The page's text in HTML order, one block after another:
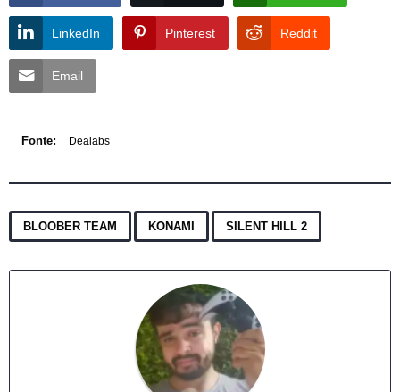
LinkedIn Pinterest Reddit
Email
Fonte: Dealabs
BLOOBER TEAM KONAMI SILENT HILL 2